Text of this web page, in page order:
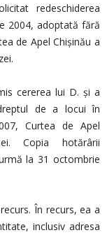
redeschiderea
2004, adoptată fără
de Apel Chișinău a
cererea lui D. și a
de a locui în
Curtea de Apel
Copia hotărârii
la 31 octombrie
În recurs, ea a
inclusiv adresa